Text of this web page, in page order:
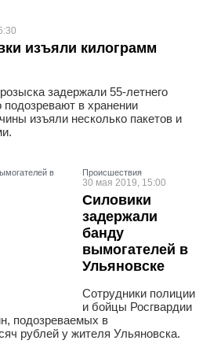
изъяли килограмм
задержали 55-летнего
в хранении
изъяли несколько пакетов и
Проиcшествия
30 мая 2019, 15:00
Силовики
задержали
банду
вымогателей в
Ульяновске
Сотрудники полиции
и бойцы Росгвардии
подозреваемых в
рублей у жителя Ульяновска.